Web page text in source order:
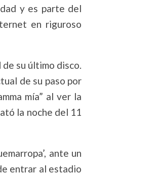
y es parte del
en riguroso
de su último disco.
de su paso por
mía” al ver la
la noche del 11
ante un
entrar al estadio